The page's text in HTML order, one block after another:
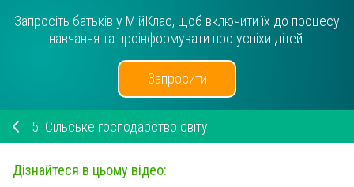
Запросіть батьків у МійКлас, щоб включити їх до процесу
навчання та проінформувати про успіхи дітей.
Запросити
5. Сільське господарство світу
Дізнайтеся в цьому відео: